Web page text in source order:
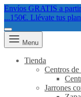
Envíos GRATIS a
...150€. Llévate tus
Menu
Tienda
Centros
Jarrones